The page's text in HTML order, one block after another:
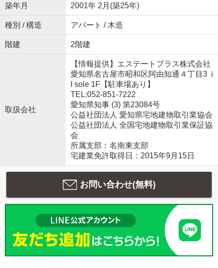
築年月 2001年 2月(築25年)
種別 / 構造 アパート / 木造
階建 2階建
取扱会社
【情報提供】エステートプラス株式会社
愛知県名古屋市昭和区阿由知通４丁目3 i
l sole 1F【駐車場あり】
TEL:052-851-7222
愛知県知事 (3) 第23084号
公益社団法人 愛知県宅地建物取引業協会
公益社団法人 全国宅地建物取引業保証協
会
所属支部：名南東支部
宅建業免許取得日：2015年9月15日
お問い合わせ(無料)